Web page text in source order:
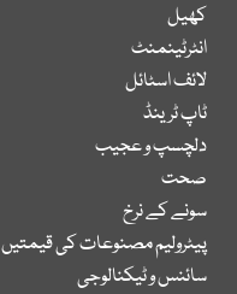
کھیل
انٹرٹینمنٹ
لائف اسٹائل
ٹاپ ٹرینڈ
دلچسپ و عجیب
صحت
سونے کے نرخ
پیٹرولیم مصنوعات کی قیمتیں
سائنس و ٹیکنالوجی